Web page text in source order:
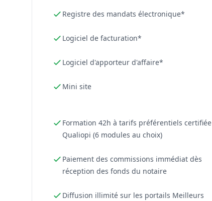
Registre des mandats électronique*
Logiciel de facturation*
Logiciel d'apporteur d'affaire*
Mini site
Formation 42h à tarifs préférentiels certifiée
Qualiopi (6 modules au choix)
Paiement des commissions immédiat dès
réception des fonds du notaire
Diffusion illimité sur les portails Meilleurs